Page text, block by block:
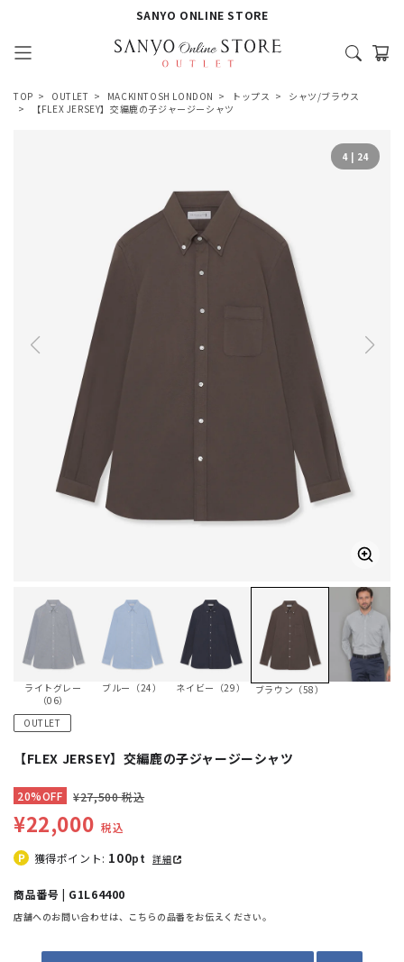
SANYO ONLINE STORE
TOP OUTLET MACKINTOSH LONDON トップス
シャツ/ブラウス
【FLEX JERSEY】交編鹿の子ジャージーシャツ
4| 24
ライトグレー
（06）
ブルー（24） ネイビー（29） ブラウン（58）
OUTLET
【FLEX JERSEY】交編鹿の子ジャージーシャツ
20%OFF ¥27,500 税込
¥22,000 税込
獲得ポイント: 100pt 詳細
商品番号 | G1L64400
店舗へのお問い合わせは、こちらの品番をお伝えください。